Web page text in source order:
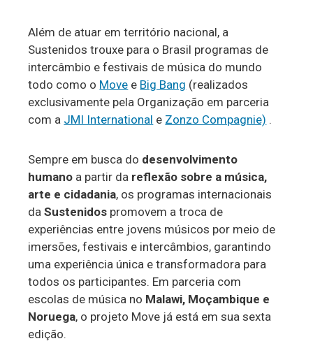
Além de atuar em território nacional, a
Sustenidos trouxe para o Brasil programas de
intercâmbio e festivais de música do mundo
todo como o Move e Big Bang (realizados
exclusivamente pela Organização em parceria
com a JMI International e Zonzo Compagnie) .
Sempre em busca do desenvolvimento
humano a partir da reflexão sobre a música,
arte e cidadania, os programas internacionais
daSustenidos promovem a troca de
experiências entre jovens músicos por meio de
imersões, festivais e intercâmbios, garantindo
uma experiência única e transformadora para
todos os participantes. Em parceria com
escolas de música no Malawi, Moçambique e
Noruega, o projeto Move já está em sua sexta
edição.